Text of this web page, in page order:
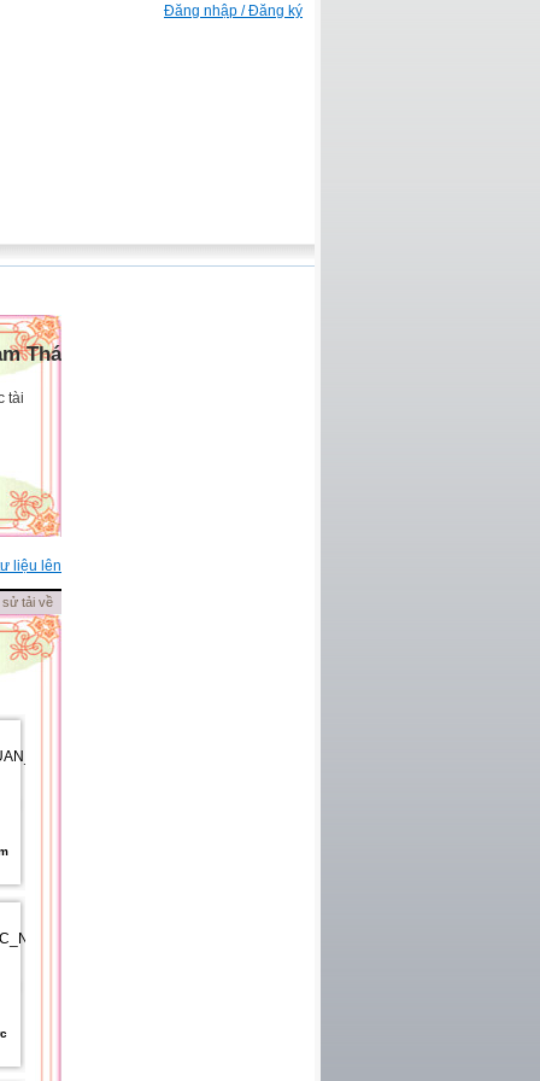
Đăng nhập / Đăng ký
Thái
tài
liệu lên
sử tải về